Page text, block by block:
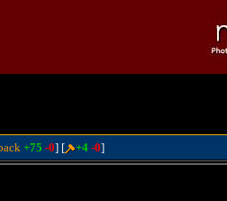
+75 -0] [ +4 -0]